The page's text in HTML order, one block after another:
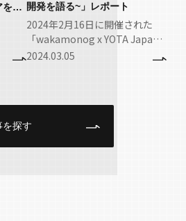
を形 開発を語る~」レポート
2024年2月16日に開催された
「wakamonog x YOTA Japan
～学生と６G研究開発を語る
2024.03.05
を探す